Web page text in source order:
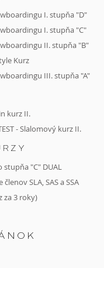
I. stupňa "D"
I. stupňa "C"
II. stupňa "B"
Kurz
III. stupňa "A"
kurz II.
- Slalomový kurz II.
stupňa "C" DUAL
SLA, SAS a SSA
za 3 roky)